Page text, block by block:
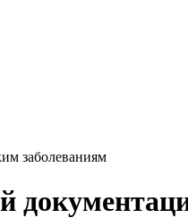
заболеваниям